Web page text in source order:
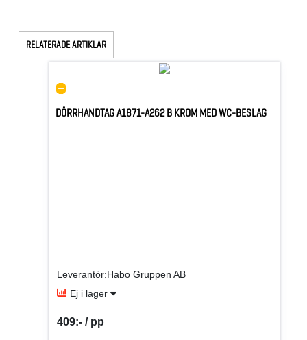
RELATERADE ARTIKLAR
DÖRRHANDTAG A1871-A262 B KROM MED WC-BESLAG
Leverantör:Habo Gruppen AB
Ej i lager
409:- / pp
SEK per PP